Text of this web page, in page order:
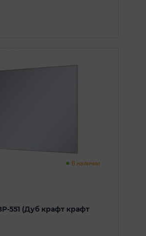
В наличии
551 (Дуб крафт крафт